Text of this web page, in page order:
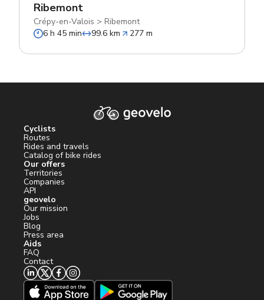
Ribemont
Crépy-en-Valois > Ribemont
6 h 45 min
99.6 km 277 m
Cyclists
Routes
Rides and travels
Catalog of bike rides
Our offers
Territories
Companies
API
geovelo
Our mission
Jobs
Blog
Press area
Aids
FAQ
Contact